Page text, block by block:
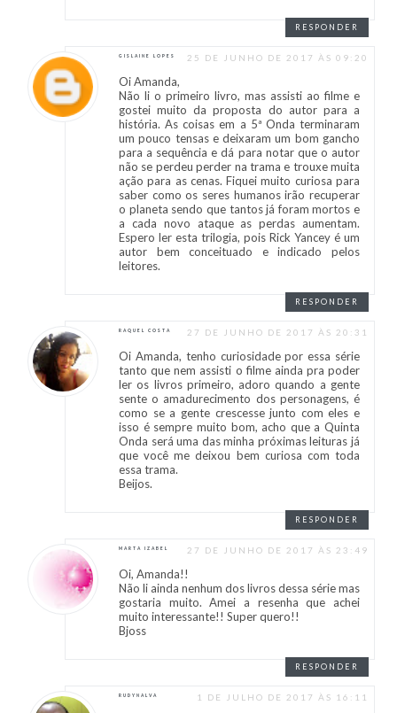
RESPONDER
GISLAINE LOPES 25 DE JUNHO DE 2017 ÀS 09:20
Oi Amanda,
Não li o primeiro livro, mas assisti ao filme e
gostei muito da proposta do autor para a
história. As coisas em a 5ª Onda terminaram
um pouco tensas e deixaram um bom gancho
para a sequência e dá para notar que o autor
não se perdeu perder na trama e trouxe muita
ação para as cenas. Fiquei muito curiosa para
saber como os seres humanos irão recuperar
o planeta sendo que tantos já foram mortos e
a cada novo ataque as perdas aumentam.
Espero ler esta trilogia, pois Rick Yancey é um
autor bem conceituado e indicado pelos
leitores.
RESPONDER
RAQUEL COSTA 27 DE JUNHO DE 2017 ÀS 20:31
Oi Amanda, tenho curiosidade por essa série
tanto que nem assisti o filme ainda pra poder
ler os livros primeiro, adoro quando a gente
sente o amadurecimento dos personagens, é
como se a gente crescesse junto com eles e
isso é sempre muito bom, acho que a Quinta
Onda será uma das minha próximas leituras já
que você me deixou bem curiosa com toda
essa trama.
Beijos.
RESPONDER
MARTA IZABEL 27 DE JUNHO DE 2017 ÀS 23:49
Oi, Amanda!!
Não li ainda nenhum dos livros dessa série mas
gostaria muito. Amei a resenha que achei
muito interessante!! Super quero!!
Bjoss
RESPONDER
RUDYNALVA 1 DE JULHO DE 2017 ÀS 16:11